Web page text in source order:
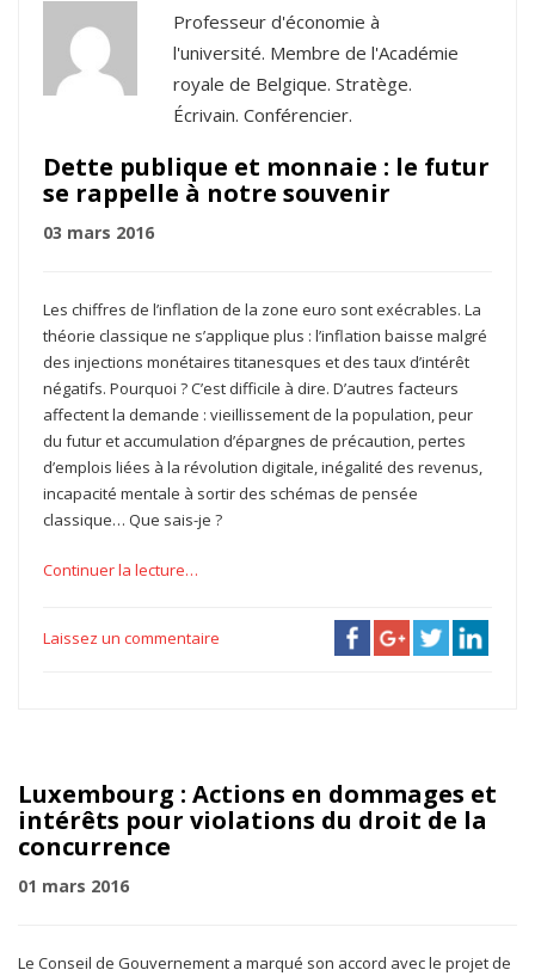
Professeur d'économie à
l'université. Membre de l'Académie
royale de Belgique. Stratège.
Écrivain. Conférencier.
Dette publique et monnaie : le futur
se rappelle à notre souvenir
03 mars 2016
Les chiffres de l’inflation de la zone euro sont exécrables. La
théorie classique ne s’applique plus : l’inflation baisse malgré
des injections monétaires titanesques et des taux d’intérêt
négatifs. Pourquoi ? C’est difficile à dire. D’autres facteurs
affectent la demande : vieillissement de la population, peur
du futur et accumulation d’épargnes de précaution, pertes
d’emplois liées à la révolution digitale, inégalité des revenus,
incapacité mentale à sortir des schémas de pensée
classique… Que sais-je ?
Continuer la lecture…
Laissez un commentaire
Luxembourg : Actions en dommages et
intérêts pour violations du droit de la
concurrence
01 mars 2016
Le Conseil de Gouvernement a marqué son accord avec le projet de